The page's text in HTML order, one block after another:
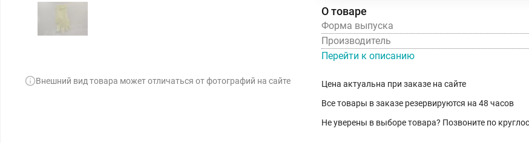
Внешний вид товара может отличаться от фотографий на сайте
О товаре
Форма выпуска
Производитель
Перейти к описанию
Цена актуальна при заказе на сайте
Все товары в заказе резервируются на 48 часов
Не уверены в выборе товара? Позвоните по